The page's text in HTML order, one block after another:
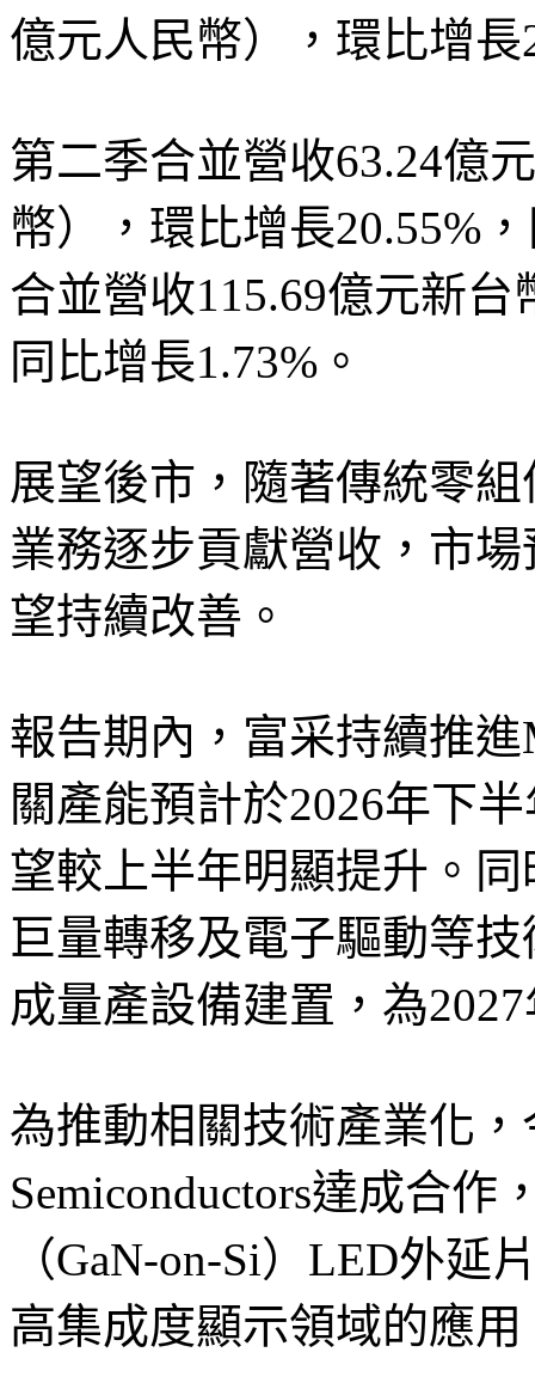
億元人民幣），環比增長
第二季合並營收63.24億
幣），環比增長20.55%
合並營收115.69億元新
同比增長1.73%。
展望後市，隨著傳統零
業務逐步貢獻營收，市
望持續改善。
報告期內，富采持續推
關產能預計於2026年下
望較上半年明顯提升。
巨量轉移及電子驅動等
成量產設備建置，為
為推動相關技術產業化
Semiconductors達成合
（GaN-on-Si）LED外
高集成度顯示領域的應用